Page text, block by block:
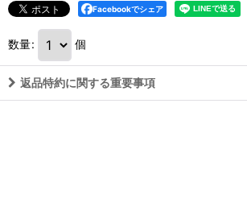
Facebookでシェア
数量: 個
返品特約に関する重要事項